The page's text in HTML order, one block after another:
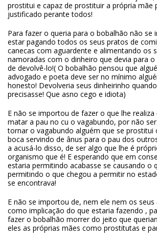
prostitui e capaz de prostituir a própria mãe
justificado perante todos!
Para fazer o queria para o bobalhão não se
estar pagando todos os seus pratos de
canecas com aguardente e alimentando os
namoradas com o dinheiro que devia para
de devolvê-lo!( O bobalhão pensou que
advogado e poeta deve ser no mínimo
honesto! Devolveria seus dinheirinho
precisasse! Que asno cego e idiota)
E não se importou de fazer o que lhe
matar a pau no cu o vagabundo, por não
tornar o vagabundo alguém que se prostitui
boca servindo de ânus para o pau dos
a acusá-lo disso, de ser algo que lhe é
organismo que é! E esperando que em
estaria permitindo acabasse se causando o
permitindo o que chegou a permitir no
se encontrava!
E não se importou de, nem ele nem os
como implicação do que estaria fazendo ,
fazer o bobalhão morrer do jeito que
eles as próprias mães como prostitutas e